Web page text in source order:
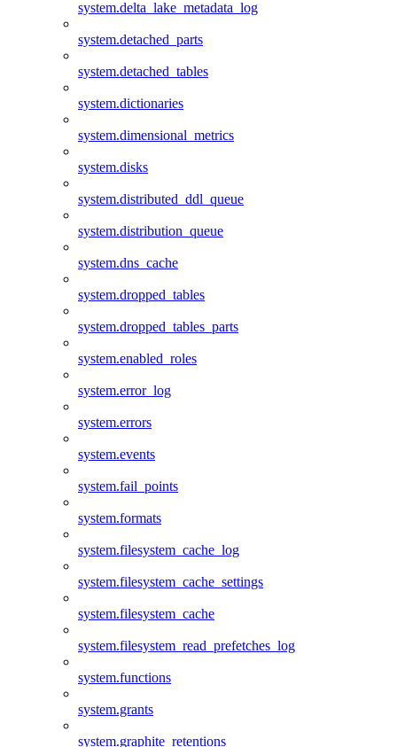
system.delta_lake_metadata_log
system.detached_parts
system.detached_tables
system.dictionaries
system.dimensional_metrics
system.disks
system.distributed_ddl_queue
system.distribution_queue
system.dns_cache
system.dropped_tables
system.dropped_tables_parts
system.enabled_roles
system.error_log
system.errors
system.events
system.fail_points
system.formats
system.filesystem_cache_log
system.filesystem_cache_settings
system.filesystem_cache
system.filesystem_read_prefetches_log
system.functions
system.grants
system.graphite_retentions